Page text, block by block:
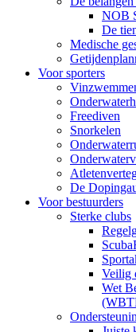
NOB
De
Medische
Voor sporters
Freediven
Snorkelen
De
Voor bestuurders
Sterke clubs
Veilig
Wet